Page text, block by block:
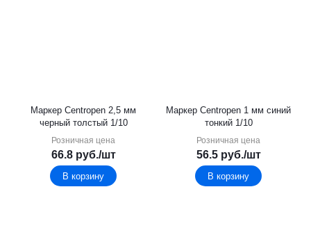
Маркер Centropen 2,5 мм
черный толстый 1/10
Розничная цена
66.8руб./шт
В корзину
Маркер Centropen 1 мм синий
тонкий 1/10
Розничная цена
56.5руб./шт
В корзину